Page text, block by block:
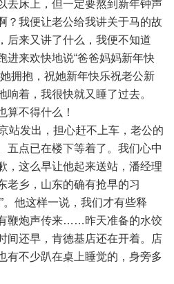
去床上，但一定要熬到新年钟声
？我便让老公给我讲关于马的故
后来又讲了什么，我便不知道
进来欢快地说“爸爸妈妈新年快
拥抱，祝她新年快乐祝老公新
着，我很快就又睡了过去。
算不得什么！
站发出，担心赶不上车，老公的
五点已在楼下等着了。我们心中
，这么早让他起来送站，潘经理
老乡，山东的确有抢早的习
。他这样一说，我们才有些释
鞭炮声传来……昨天准备的水饺
间还早，肯德基店还在开着。店
有不少趴在桌上睡觉的，身旁多